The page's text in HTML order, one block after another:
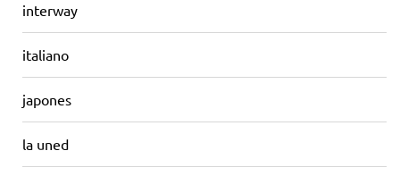
interway
italiano
japones
la uned